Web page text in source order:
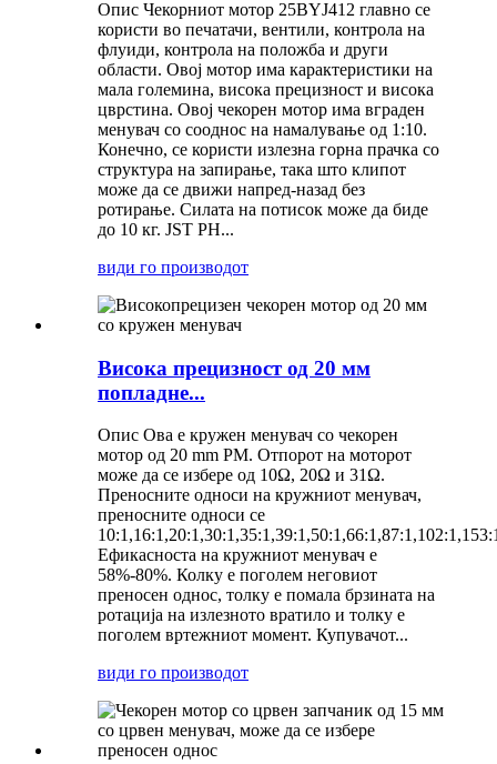
Опис Чекорниот мотор 25BYJ412 главно се
користи во печатачи, вентили, контрола на
флуиди, контрола на положба и други
области. Овој мотор има карактеристики на
мала големина, висока прецизност и висока
цврстина. Овој чекорен мотор има вграден
менувач со сооднос на намалување од 1:10.
Конечно, се користи излезна горна прачка со
структура на запирање, така што клипот
може да се движи напред-назад без
ротирање. Силата на потисок може да биде
до 10 кг. JST PH...
види го производот
Висока прецизност од 20 мм
попладне...
Опис Ова е кружен менувач со чекорен
мотор од 20 mm PM. Отпорот на моторот
може да се избере од 10Ω, 20Ω и 31Ω.
Преносните односи на кружниот менувач,
преносните односи се
Ефикасноста на кружниот менувач е
58%-80%. Колку е поголем неговиот
преносен однос, толку е помала брзината на
ротација на излезното вратило и толку е
поголем вртежниот момент. Купувачот...
види го производот